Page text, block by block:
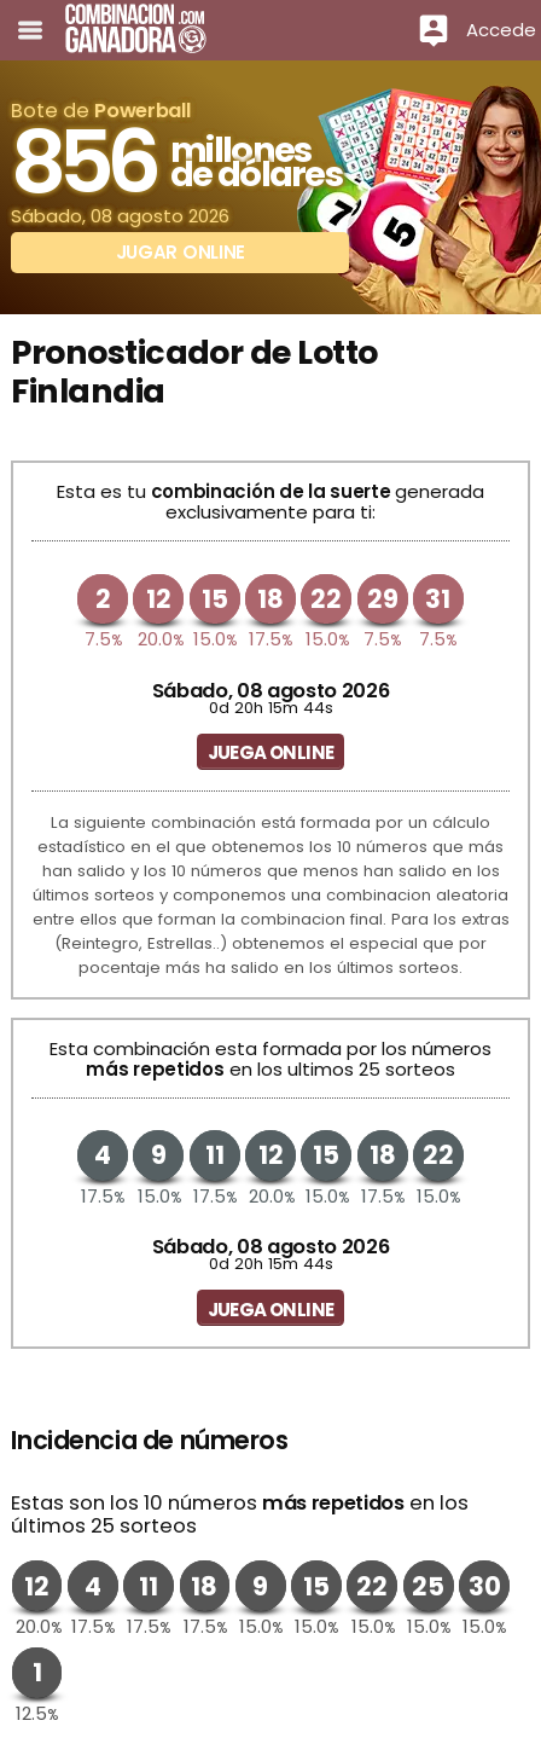
Accede
Bote de Powerball
856 millones
de dólares
Sábado, 08 agosto 2026
JUGAR ONLINE
Pronosticador de Lotto
Finlandia
Esta es tu combinación de la suertegenerada
exclusivamente para ti:
2
7.5%
12
20.0%
15
15.0%
18
17.5%
22
15.0%
29
7.5%
31
7.5%
Sábado, 08 agosto 2026
0d 20h 15m 44s
JUEGA ONLINE
La siguiente combinación está formada por un cálculo
estadístico en el que obtenemos los 10 números que más
han salido y los 10 números que menos han salido en los
últimos sorteos y componemos una combinacion aleatoria
entre ellos que forman la combinacion final. Para los extras
(Reintegro, Estrellas..) obtenemos el especial que por
pocentaje más ha salido en los últimos sorteos.
Esta combinación esta formada por los números
más repetidos en los ultimos 25 sorteos
4
17.5%
9
15.0%
11
17.5%
12
20.0%
15
15.0%
18
17.5%
22
15.0%
Sábado, 08 agosto 2026
0d 20h 15m 44s
JUEGA ONLINE
Incidencia de números
Estas son los 10 números más repetidosen los
últimos 25 sorteos
12
20.0%
4
17.5%
11
17.5%
18
17.5%
9
15.0%
15
15.0%
22
15.0%
25
15.0%
30
15.0%
1
12.5%